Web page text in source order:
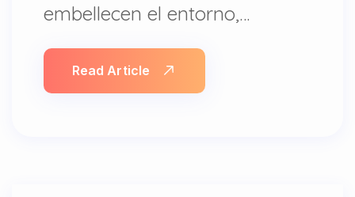
embellecen el entorno,…
Read Article